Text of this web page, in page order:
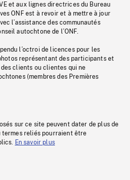
et aux lignes directrices du Bureau
ONF est à revoir et à mettre à jour
l’assistance des communautés
autochtone de l’ONF.
l’octroi de licences pour les
représentant des participants et
clients ou clientes qui ne
(membres des Premières
sur ce site peuvent dater de plus de
termes reliés pourraient être
En savoir plus